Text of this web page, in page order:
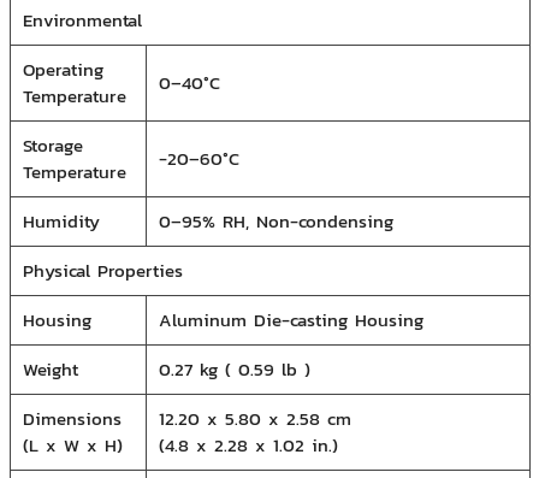
Environmental
Operating
Temperature
0–40°C
Storage
Temperature
-20–60°C
Humidity
0–95% RH, Non-condensing
Physical Properties
Housing
Aluminum Die-casting Housing
Weight
0.27 kg ( 0.59 lb )
Dimensions
(L x W x H)
12.20 x 5.80 x 2.58 cm
(4.8 x 2.28 x 1.02 in.)
AIS(Digital Signage Intouch Tower)
IDS Medical Systems Co.,Ltd.
Mercure&IBIS Bangkok Siam
Phyathai 2 Hospital (BJH)
กองสื่อสาร หน่วยบัญชาการท กองสื่อสาร หน่วยบัญชาการทหาร
พัฒนาหารพัฒนา